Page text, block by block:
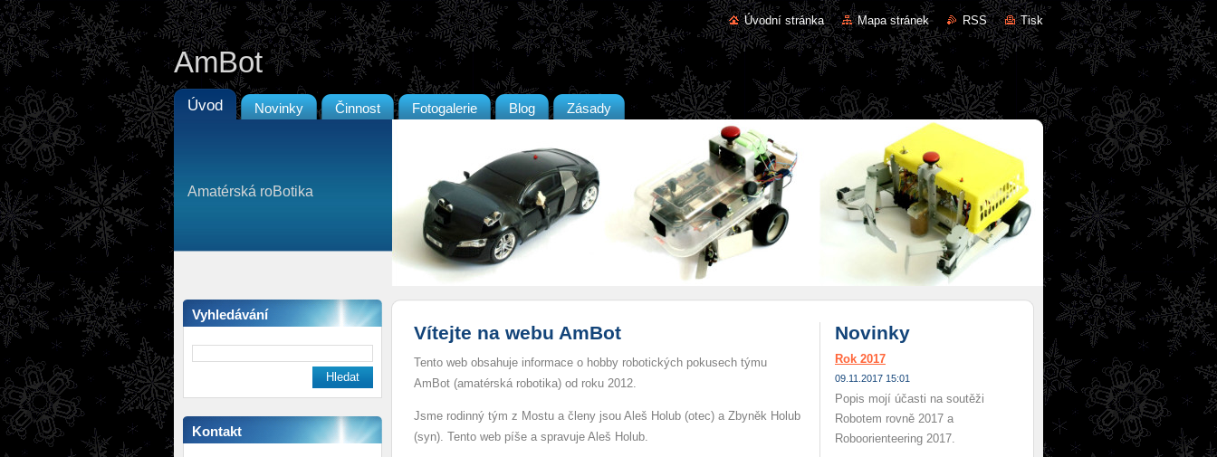
Úvodní stránka Mapa stránek RSS Tisk
AmBot
Úvod Novinky Činnost Fotogalerie Blog Zásady
Amatérská roBotika
Vyhledávání
Kontakt
Vítejte na webu AmBot
Tento web obsahuje informace o hobby robotických pokusech týmu
AmBot (amatérská robotika) od roku 2012.
Jsme rodinný tým z Mostu a členy jsou Aleš Holub (otec) a Zbyněk Holub
(syn). Tento web píše a spravuje Aleš Holub.
Novinky
Rok 2017
09.11.2017 15:01
Popis mojí účasti na soutěži
Robotem rovně 2017 a
Roboorienteering 2017.